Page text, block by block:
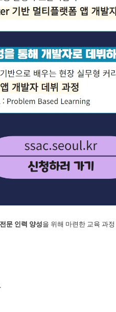
문 인력 양성을 위해 마련한 교육 과정